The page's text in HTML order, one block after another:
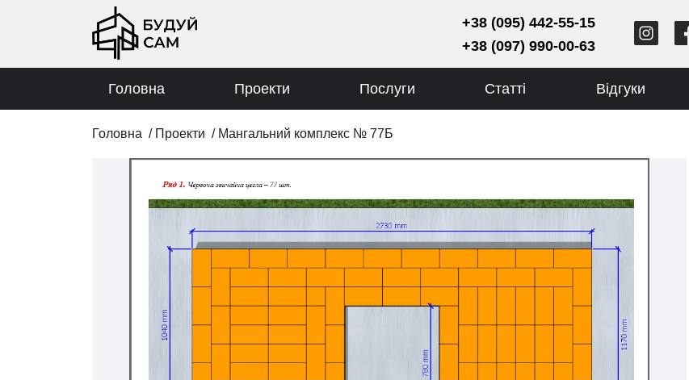
+38 (095) 442-55-15
+38 (097) 990-00-63
Головна Проекти Послуги Статті Відгуки
Головна / Проекти / Мангальний комплекс № 77Б